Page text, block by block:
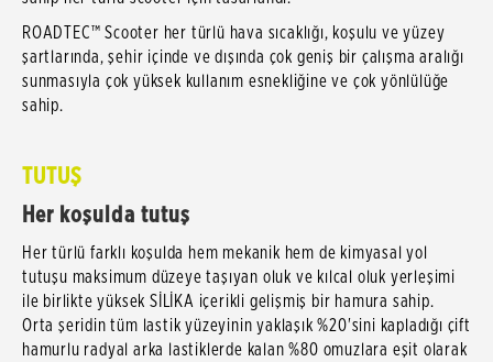
ROADTEC™ Scooter her türlü hava sıcaklığı, koşulu ve yüzey
şartlarında, şehir içinde ve dışında çok geniş bir çalışma aralığı
sunmasıyla çok yüksek kullanım esnekliğine ve çok yönlülüğe
sahip.
TUTUŞ
Her koşulda tutuş
Her türlü farklı koşulda hem mekanik hem de kimyasal yol
tutuşu maksimum düzeye taşıyan oluk ve kılcal oluk yerleşimi
ile birlikte yüksek SİLİKA içerikli gelişmiş bir hamura sahip.
Orta şeridin tüm lastik yüzeyinin yaklaşık %20'sini kapladığı çift
hamurlu radyal arka lastiklerde kalan %80 omuzlara eşit olarak